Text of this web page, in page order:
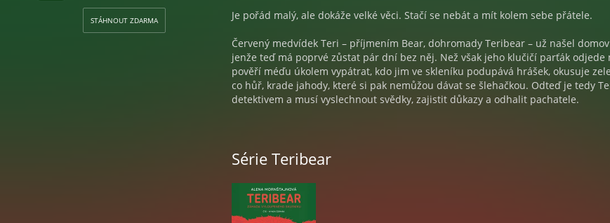
STÁHNOUT ZDARMA Je pořád malý, ale dokáže velké věci. Stačí se nebát a mít kolem sebe přátele.
Červený medvídek Teri – příjmením Bear, dohromady Teribear – už našel
jenže teď má poprvé zůstat pár dní bez něj. Než však jeho klučičí parťák odjede
pověří méďu úkolem vypátrat, kdo jim ve skleníku podupává hrášek, okusuje
co hůř, krade jahody, které si pak nemůžou dávat se šlehačkou. Odteď je tedy
detektivem a musí vyslechnout svědky, zajistit důkazy a odhalit pachatele.
hodí, i kdyby to znamenalo noční let na křídlech výra a boj s velkou vodou. Při
dobrodružstvích se Teri přiučí mnohé o přírodě a pozná, jak odhalit lež jako věž.
nastraží past. Je přece dobré mít za ušima, i když jsou plyšová!
Nejčtenější česká autorka současnosti přichází s další příhodou medvídka
Série Teribear